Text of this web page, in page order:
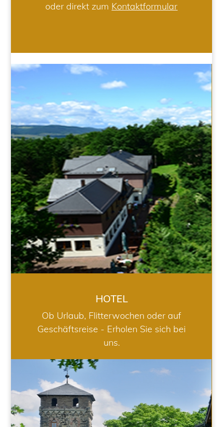
oder direkt zum Kontaktformular
HOTEL
HOTEL
Ob Urlaub, Flitterwochen oder auf
Geschäftsreise - Erholen Sie sich bei
uns.